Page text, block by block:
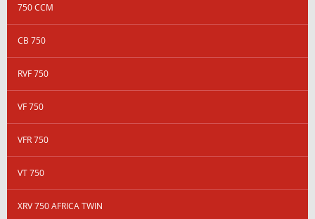
750 CCM
CB 750
RVF 750
VF 750
VFR 750
VT 750
XRV 750 AFRICA TWIN